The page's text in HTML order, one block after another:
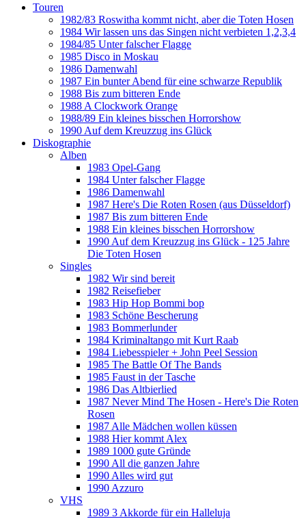
Touren
1982/83 Roswitha kommt nicht, aber die Toten Hosen
1984 Wir lassen uns das Singen nicht verbieten 1,2,3,4
1984/85 Unter falscher Flagge
1985 Disco in Moskau
1986 Damenwahl
1987 Ein bunter Abend für eine schwarze Republik
1988 Bis zum bitteren Ende
1988 A Clockwork Orange
1988/89 Ein kleines bisschen Horrorshow
1990 Auf dem Kreuzzug ins Glück
Diskographie
Alben
1983 Opel-Gang
1984 Unter falscher Flagge
1986 Damenwahl
1987 Here's Die Roten Rosen (aus Düsseldorf)
1987 Bis zum bitteren Ende
1988 Ein kleines bisschen Horrorshow
1990 Auf dem Kreuzzug ins Glück - 125 Jahre
Die Toten Hosen
Singles
1982 Wir sind bereit
1982 Reisefieber
1983 Hip Hop Bommi bop
1983 Schöne Bescherung
1983 Bommerlunder
1984 Kriminaltango mit Kurt Raab
1984 Liebesspieler + John Peel Session
1985 The Battle Of The Bands
1985 Faust in der Tasche
1986 Das Altbierlied
1987 Never Mind The Hosen - Here's Die Roten
Rosen
1987 Alle Mädchen wollen küssen
1988 Hier kommt Alex
1989 1000 gute Gründe
1990 All die ganzen Jahre
1990 Alles wird gut
1990 Azzuro
VHS
1989 3 Akkorde für ein Halleluja